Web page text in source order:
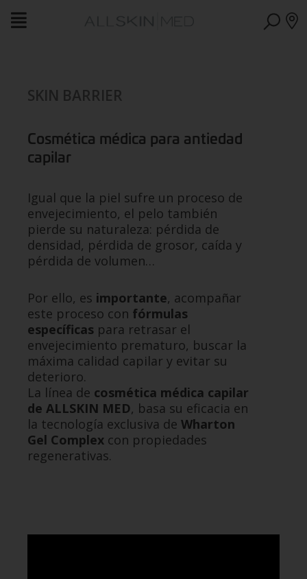
SKIN BARRIER
Cosmética médica para antiedad
capilar
Igual que la piel sufre un proceso de
envejecimiento, el pelo también
pierde su naturaleza: pérdida de
densidad, pérdida de grosor, caída y
pérdida de volumen…
Por ello, es importante, acompañar
este proceso con fórmulas
específicas para retrasar el
envejecimiento prematuro, buscar la
máxima calidad capilar y evitar su
deterioro.
La línea de cosmética médica capilar
de ALLSKIN MED, basa su eficacia en
la tecnología exclusiva de Wharton
Gel Complex con propiedades
regenerativas.